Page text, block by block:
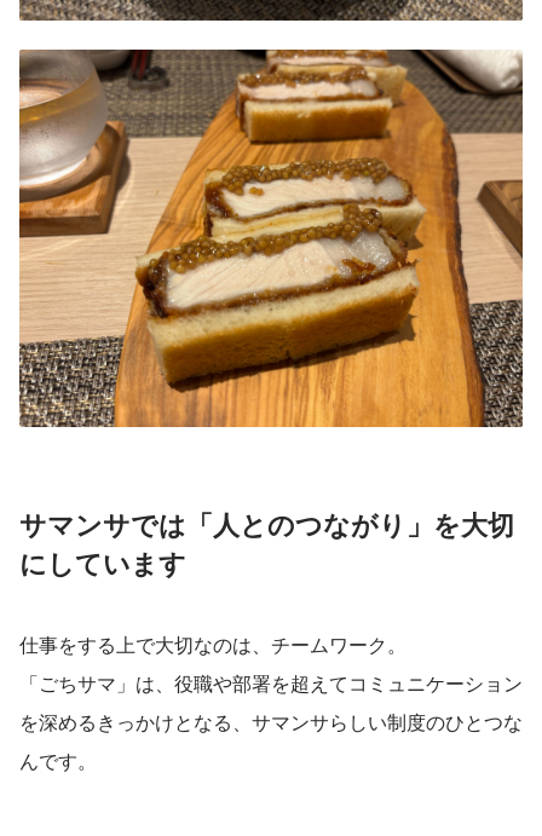
サマンサでは「人とのつながり」を大切
にしています
仕事をする上で大切なのは、チームワーク。
「ごちサマ」は、役職や部署を超えてコミュニケーション
を深めるきっかけとなる、サマンサらしい制度のひとつな
んです。